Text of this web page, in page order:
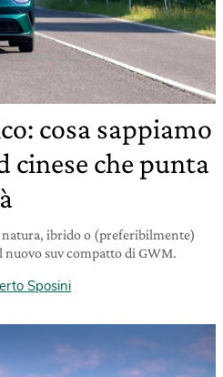
cosa sappiamo
cinese che punta
natura, ibrido o (preferibilmente)
nuovo suv compatto di GWM.
Sposini